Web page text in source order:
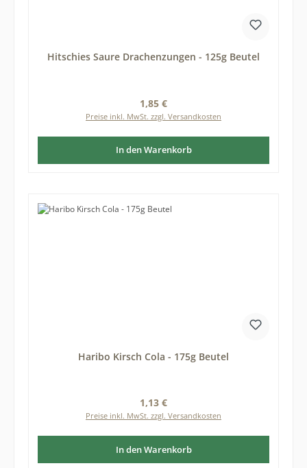
Hitschies Saure Drachenzungen - 125g Beutel
Regulärer Preis:
1,85 €
Preise inkl. MwSt. zzgl. Versandkosten
In den Warenkorb
Haribo Kirsch Cola - 175g Beutel
Regulärer Preis:
1,13 €
Preise inkl. MwSt. zzgl. Versandkosten
In den Warenkorb